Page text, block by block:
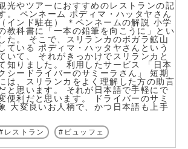
光やツアーにおすすめのレストランの記
。 ペンネーム ポディマ・ハッタヤさん
インド駐在） ＊ペンネームの解説 小学
教科書に「一本の鉛筆を向こうに」とい
た。 そこで、スリランカのボガラ鉱山
ている ポディマ・ハッタヤさんという
いて、 それがきっかけでスリランカと
知りました。 利用したサービス 「日本
シードライバーのサミーラさん」 短期
は、スリランカをよく理解した方の助言
と思います。 それが日本語で手軽にで
便利だと思います。 ドライバーのサミ
大変良いお人柄で、かつ日本語も上手
レストラン ビュッフェ